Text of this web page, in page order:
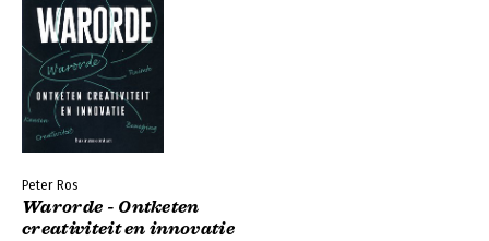
Peter Ros
Warorde - Ontketen
creativiteit en innovatie